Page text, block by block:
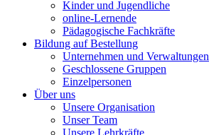
Kinder und Jugendliche
online-Lernende
Pädagogische Fachkräfte
Bildung auf Bestellung
Unternehmen und Verwaltungen
Geschlossene Gruppen
Einzelpersonen
Über uns
Unsere Organisation
Unser Team
Unsere Lehrkräfte